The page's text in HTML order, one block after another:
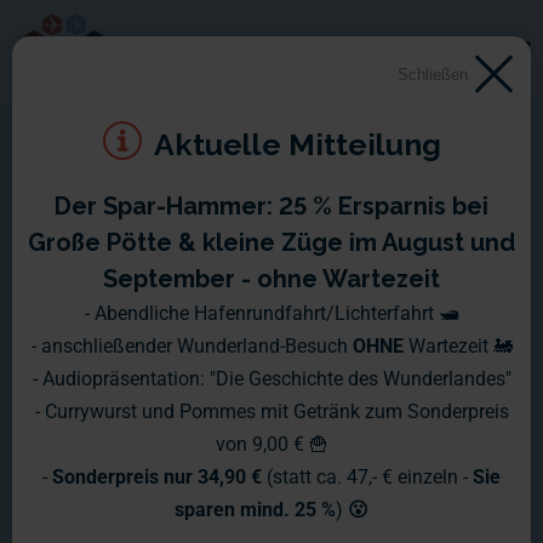
Schließen
Aktuelle Mitteilung
Der Spar-Hammer: 25 % Ersparnis bei
Große Pötte & kleine Züge im August und
September - ohne Wartezeit
- Abendliche Hafenrundfahrt/Lichterfahrt 🛥️
- anschließender Wunderland-Besuch OHNE Wartezeit 🚂
- Audiopräsentation: "Die Geschichte des Wunderlandes"
- Currywurst und Pommes mit Getränk zum Sonderpreis
von 9,00 € 🍟
- Sonderpreis nur 34,90 € (statt ca. 47,- € einzeln - Sie
sparen mind. 25 %) 😮